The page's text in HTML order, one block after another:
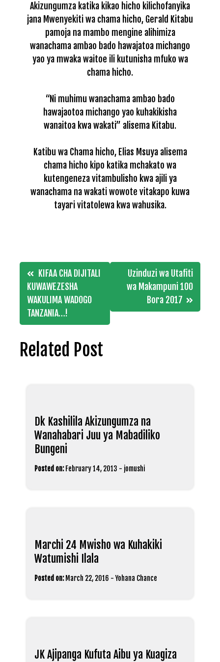
Akizungumza katika kikao hicho kilichofanyika
jana Mwenyekiti wa chama hicho, Gerald Kitabu
pamoja na mambo mengine alihimiza
wanachama ambao bado hawajatoa michango
yao ya mwaka waitoe ili kutunisha mfuko wa
chama hicho.
“Ni muhimu wanachama ambao bado
hawajaotoa michango yao kuhakikisha
wanaitoa kwa wakati” alisema Kitabu.
Katibu wa Chama hicho, Elias Msuya alisema
chama hicho kipo katika mchakato wa
kutengeneza vitambulisho kwa ajili ya
wanachama na wakati wowote vitakapo kuwa
tayari vitatolewa kwa wahusika.
Post
navigation
KIFAA CHA DIJITALI
KUWAWEZESHA
WAKULIMA WADOGO
TANZANIA…!
Uzinduzi wa Utafiti
wa Makampuni 100
Bora 2017
Related Post
Dk Kashilila Akizungumza na
Wanahabari Juu ya Mabadiliko
Bungeni
Posted on: February 14, 2013 - jomushi
Marchi 24 Mwisho wa Kuhakiki
Watumishi Ilala
Posted on: March 22, 2016 -Yohana Chance
JK Ajipanga Kufuta Aibu ya Kuagiza